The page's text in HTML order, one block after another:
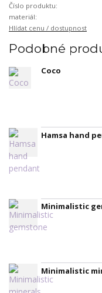
Číslo produktu:
materiál:
Hlídat cenu / dostupnost
Podobné
Coco
Hamsa hand
Minimalistic
Minimalistic